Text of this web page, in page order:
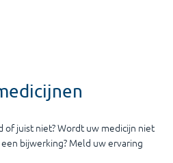
juist niet? Wordt uw medicijn niet
bijwerking? Meld uw ervaring